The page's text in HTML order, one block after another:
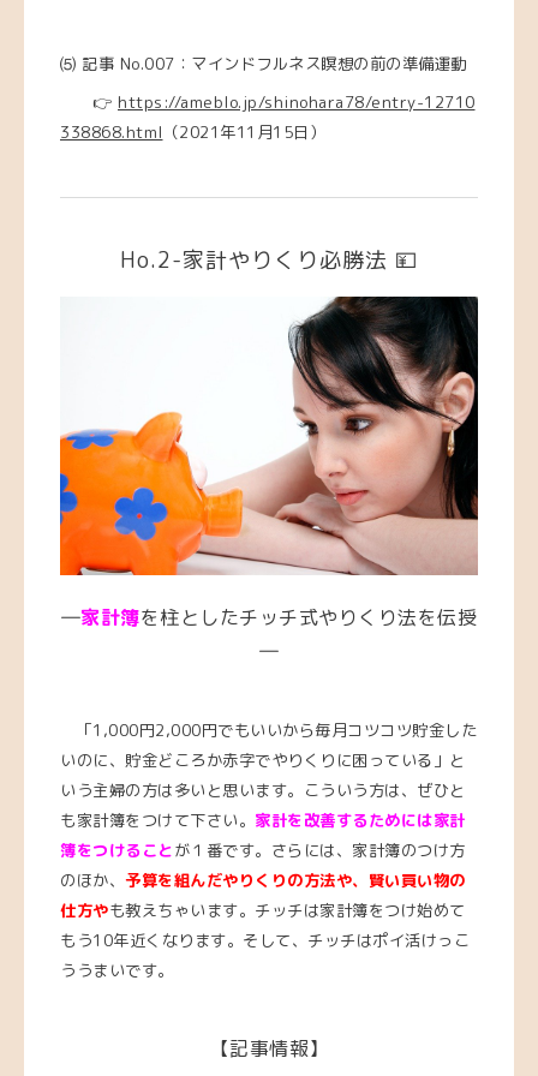
⑸ 記事 No.007：マインドフルネス瞑想の前の準備運動
👉 https://ameblo.jp/shinohara78/entry-12710
338868.html （2021年11月15日）
Ho.2-家計やりくり必勝法 💴
―家計簿を柱としたチッチ式やりくり法を伝授
―
「1,000円2,000円でもいいから毎月コツコツ貯金した
いのに、貯金どころか赤字でやりくりに困っている」と
いう主婦の方は多いと思います。こういう方は、ぜひと
も家計簿をつけて下さい。 家計を改善するためには家計
簿をつけることが１番です。さらには、家計簿のつけ方
のほか、 予算を組んだやりくりの方法や、賢い買い物の
仕方やも教えちゃいます。チッチは家計簿をつけ始めて
もう10年近くなります。そして、チッチはポイ活けっこ
ううまいです。
【記事情報】